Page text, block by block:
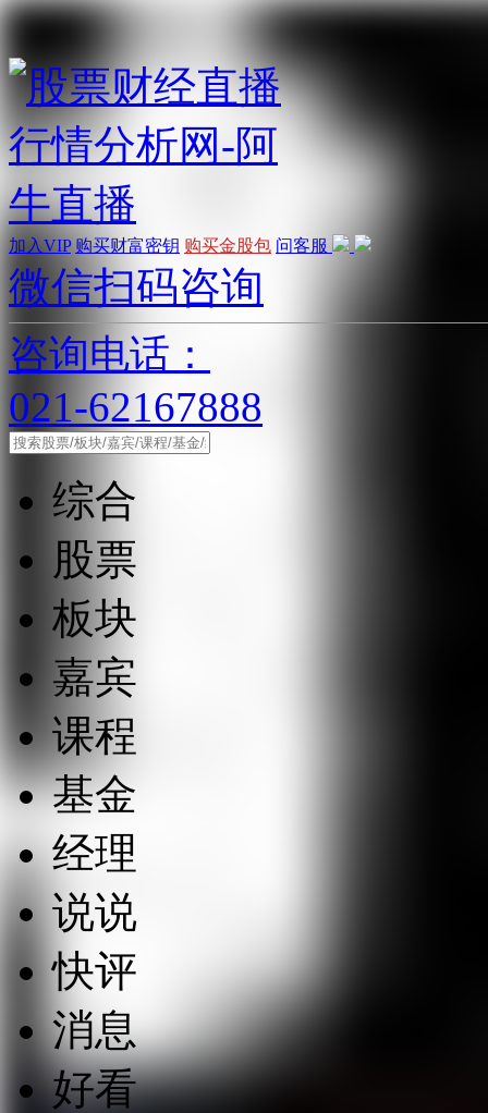
加入VIP 购买财富密钥 购买金股包 问客服
微信扫码咨询
咨询电话：
021-62167888
综合
股票
板块
嘉宾
课程
基金
经理
说说
快评
消息
好看